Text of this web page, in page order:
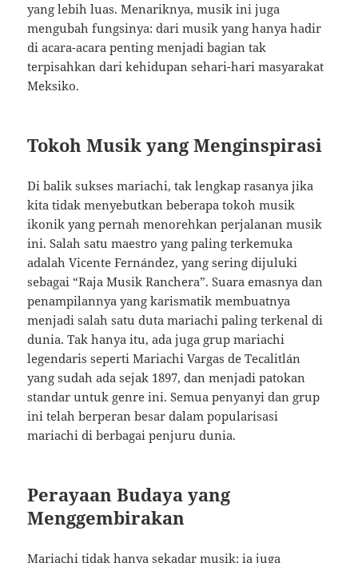
yang lebih luas. Menariknya, musik ini juga
mengubah fungsinya: dari musik yang hanya hadir
di acara-acara penting menjadi bagian tak
terpisahkan dari kehidupan sehari-hari masyarakat
Meksiko.
Tokoh Musik yang Menginspirasi
Di balik sukses mariachi, tak lengkap rasanya jika
kita tidak menyebutkan beberapa tokoh musik
ikonik yang pernah menorehkan perjalanan musik
ini. Salah satu maestro yang paling terkemuka
adalah Vicente Fernández, yang sering dijuluki
sebagai “Raja Musik Ranchera”. Suara emasnya dan
penampilannya yang karismatik membuatnya
menjadi salah satu duta mariachi paling terkenal di
dunia. Tak hanya itu, ada juga grup mariachi
legendaris seperti Mariachi Vargas de Tecalitlán
yang sudah ada sejak 1897, dan menjadi patokan
standar untuk genre ini. Semua penyanyi dan grup
ini telah berperan besar dalam popularisasi
mariachi di berbagai penjuru dunia.
Perayaan Budaya yang
Menggembirakan
Mariachi tidak hanya sekadar musik; ia juga